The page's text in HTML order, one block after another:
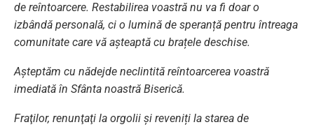
de reîntoarcere. Restabilirea voastră nu va fi doar o
izbândă personală, ci o lumină de speranță pentru întreaga
comunitate care vă așteaptă cu brațele deschise.
Așteptăm cu nădejde neclintită reîntoarcerea voastră
imediată în Sfânta noastră Biserică.
Fraţilor, renunţaţi la orgolii și reveniți la starea de